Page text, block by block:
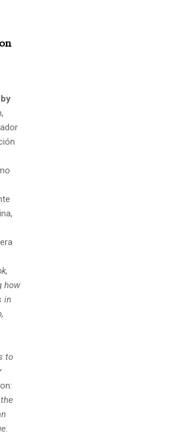
how
in
to